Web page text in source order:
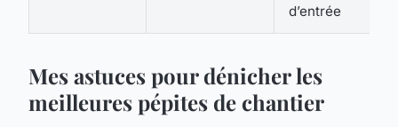
d’entrée
Mes astuces pour dénicher les
meilleures pépites de chantier